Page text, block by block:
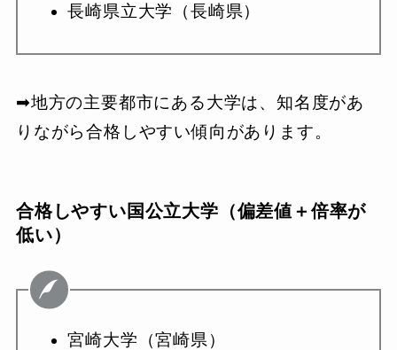
長崎県立大学（長崎県）
➡︎地方の主要都市にある大学は、知名度があ
りながら合格しやすい傾向があります。
合格しやすい国公立大学（偏差値＋倍率が
低い）
宮崎大学（宮崎県）